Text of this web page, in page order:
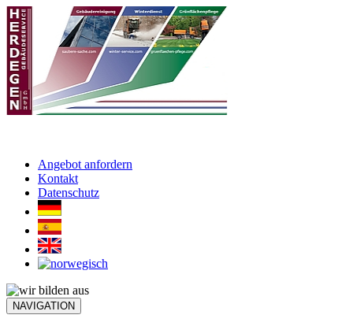
Angebot anfordern
Kontakt
Datenschutz
NAVIGATION